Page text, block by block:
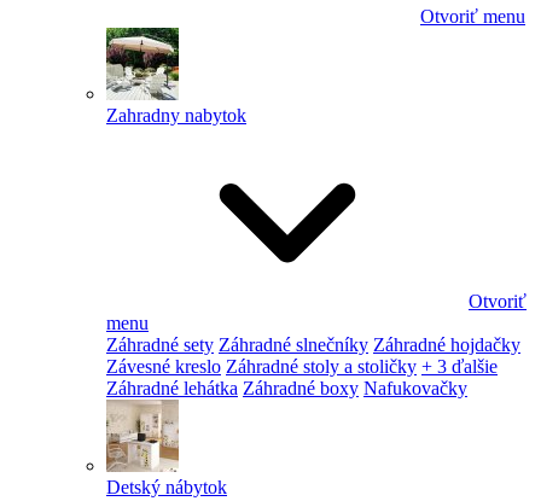
Otvoriť menu
Zahradny nabytok
Otvoriť
menu
Záhradné sety Záhradné slnečníky Záhradné hojdačky
Závesné kreslo Záhradné stoly a stoličky + 3 ďalšie
Záhradné lehátka Záhradné boxy Nafukovačky
Detský nábytok